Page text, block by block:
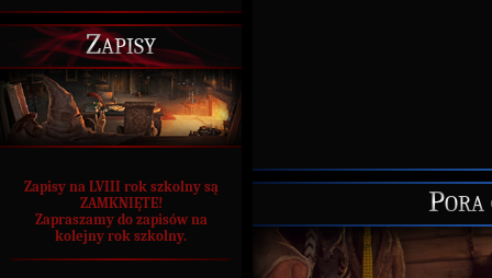
Zapisy
Zapisy na LVIII rok szkolny są
ZAMKNIĘTE!
Zapraszamy do zapisów na
kolejny rok szkolny.
Pora